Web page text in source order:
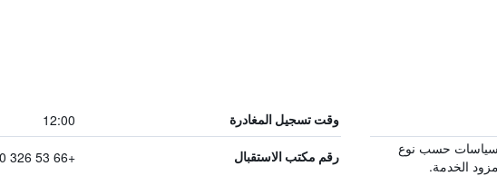
وقت تسجيل المغادرة 12:00
حسب نوع
الخدمة.
رقم مكتب الاستقبال +66 53 326 510